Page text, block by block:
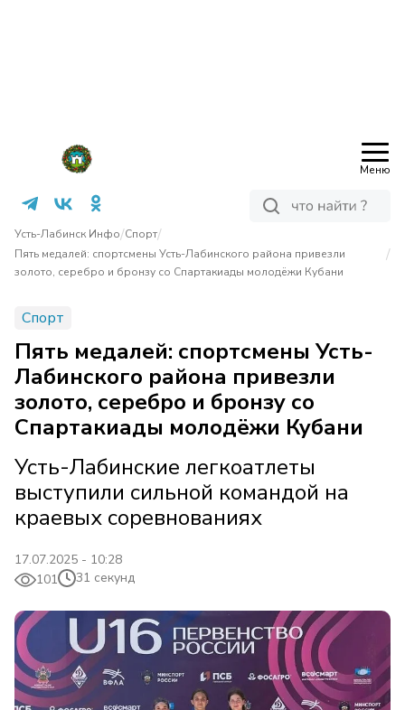
Меню
Усть-Лабинск Инфо/Спорт/
Пять медалей: спортсмены Усть-Лабинского района привезли
золото, серебро и бронзу со Спартакиады молодёжи Кубани
/
Спорт
Пять медалей: спортсмены Усть-
Лабинского района привезли
золото, серебро и бронзу со
Спартакиады молодёжи Кубани
Усть-Лабинские легкоатлеты
выступили сильной командой на
краевых соревнованиях
17.07.2025 - 10:28
101
31 секунд